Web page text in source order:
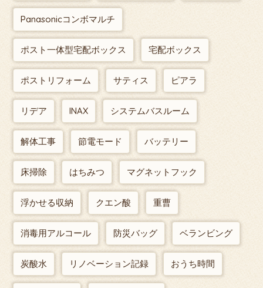
Panasonicコンボマルチ
ポスト一体型宅配ボックス 宅配ボックス
ポストリフォーム サティス ピアラ
リデア INAX システムバスルーム
解体工事 節電モード バッテリー
床掃除 はちみつ マグネットフック
浮かせる収納 クエン酸 重曹
消毒用アルコール 防災バッグ ベランビング
炭酸水 リノベーション記録 おうち時間